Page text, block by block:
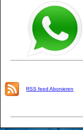
RSS feed Abonieren